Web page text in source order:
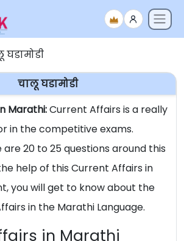
घडामोडी
चालू घडामोडी
Marathi:Current Affairs is a really
in the competitive exams.
20 to 25 questions around this
help of this Current Affairs in
you will get to know about the
in the Marathi Language.
in Marathi